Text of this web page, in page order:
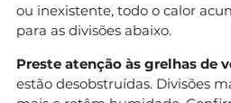
ou inexistente, todo o calor
para as divisões abaixo.
Preste atenção às grelhas de
estão desobstruídas. Divisões